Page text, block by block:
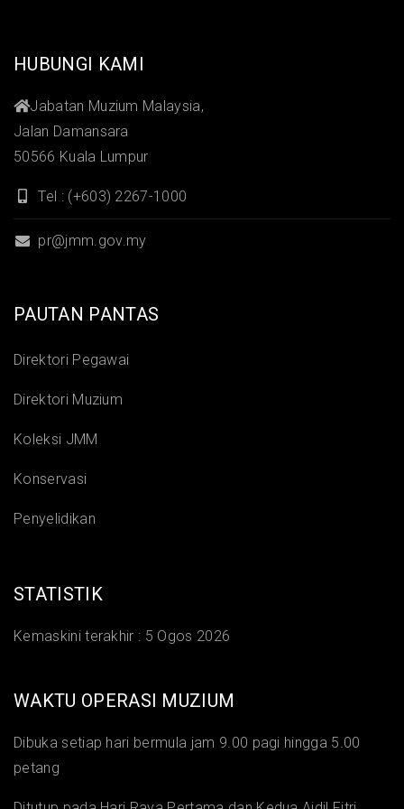
HUBUNGI KAMI
Jabatan Muzium Malaysia,
Jalan Damansara
50566 Kuala Lumpur
Tel : (+603) 2267-1000
pr@jmm.gov.my
PAUTAN PANTAS
Direktori Pegawai
Direktori Muzium
Koleksi JMM
Konservasi
Penyelidikan
STATISTIK
Kemaskini terakhir : 5 Ogos 2026
WAKTU OPERASI MUZIUM
Dibuka setiap hari bermula jam 9.00 pagi hingga 5.00
petang